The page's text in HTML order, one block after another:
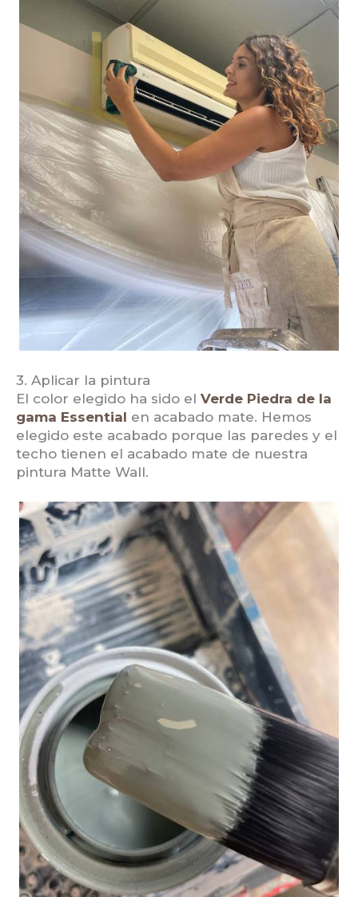
3. Aplicar la pintura
El color elegido ha sido el Verde Piedra de la
gama Essential en acabado mate. Hemos
elegido este acabado porque las paredes y el
techo tienen el acabado mate de nuestra
pintura Matte Wall.